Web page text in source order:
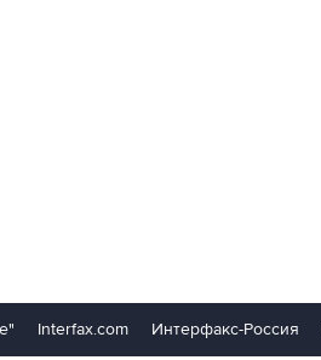
Interfax.com Интерфакс-Россия